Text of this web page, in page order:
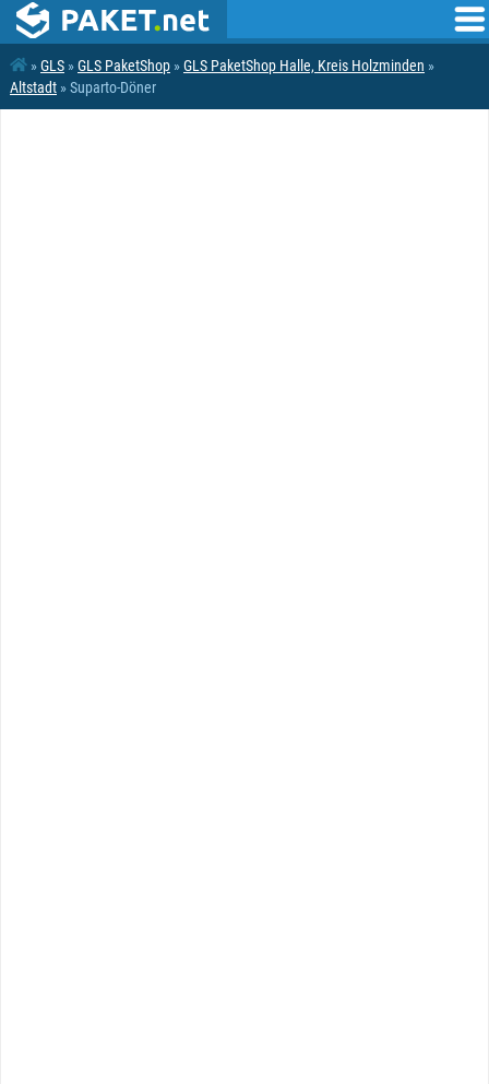
»GLS »GLS PaketShop »GLS PaketShop Halle, Kreis Holzminden »
Altstadt » Suparto-Döner